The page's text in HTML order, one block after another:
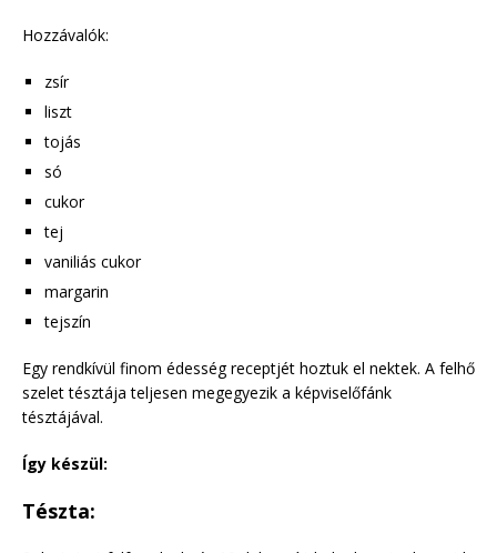
Hozzávalók:
zsír
liszt
tojás
só
cukor
tej
vaniliás cukor
margarin
tejszín
Egy rendkívül finom édesség receptjét hoztuk el nektek. A felhő
szelet tésztája teljesen megegyezik a képviselőfánk
tésztájával.
Így készül:
Tészta: